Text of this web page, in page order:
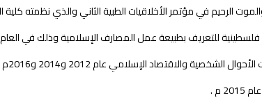
الرحيم في مؤتمر الأخلاقيات الطبية الثاني والذي نظمته كلية
للتعريف بطبيعة عمل المصارف الإسلامية وذلك في العام 2012 م .
الإسلامي عام 2012 و2014 و2016م و 2019 م .
م .